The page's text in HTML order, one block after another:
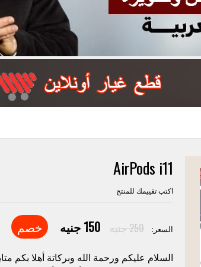
AirPods i11
اكتب تقييمك للمنتج
السعر: 250 جنيه 150 جنيه خصم
السلام عليكم ورحمة الله وبركاتة أهلا بكم